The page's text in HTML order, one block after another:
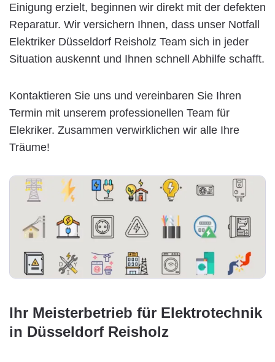
Einigung erzielt, beginnen wir direkt mit der defekten
Reparatur. Wir versichern Ihnen, dass unser Notfall
Elektriker Düsseldorf Reisholz Team sich in jeder
Situation auskennt und Ihnen schnell Abhilfe schafft.
Kontaktieren Sie uns und vereinbaren Sie Ihren
Termin mit unserem professionellen Team für
Elekriker. Zusammen verwirklichen wir alle Ihre
Träume!
Ihr Meisterbetrieb für Elektrotechnik
in Düsseldorf Reisholz